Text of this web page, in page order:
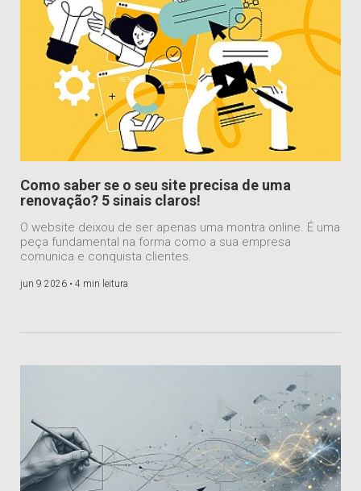
Como saber se o seu site precisa de uma
renovação? 5 sinais claros!
O website deixou de ser apenas uma montra online. É uma
peça fundamental na forma como a sua empresa
comunica e conquista clientes.
jun 9 2026 • 4 min leitura